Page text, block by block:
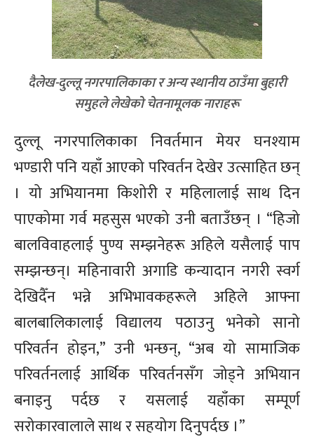
दैलेख-दुल्लू नगरपालिकाका र अन्य स्थानीय ठाउँमा बुहारी
समुहले लेखेको चेतनामूलक नाराहरू
दुल्लू नगरपालिकाका निवर्तमान मेयर घनश्याम
भण्डारी पनि यहाँ आएको परिवर्तन देखेर उत्साहित छन्
। यो अभियानमा किशोरी र महिलालाई साथ दिन
पाएकोमा गर्व महसुस भएको उनी बताउँछन् । “हिजो
बालविवाहलाई पुण्य सम्झनेहरू अहिले यसैलाई पाप
सम्झन्छन्। महिनावारी अगाडि कन्यादान नगरी स्वर्ग
देखिदैँन भन्ने अभिभावकहरूले अहिले आफ्ना
बालबालिकालाई विद्यालय पठाउनु भनेको सानो
परिवर्तन होइन,” उनी भन्छन्, “अब यो सामाजिक
परिवर्तनलाई आर्थिक परिवर्तनसँग जोड्ने अभियान
बनाइनु पर्दछ र यसलाई यहाँका सम्पूर्ण
सरोकारवालाले साथ र सहयोग दिनुपर्दछ ।”